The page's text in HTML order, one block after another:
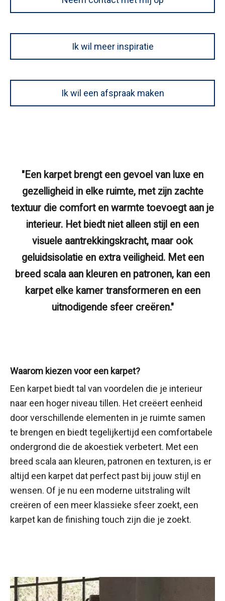
Ik wil meer inspiratie
Ik wil een afspraak maken
"Een karpet brengt een gevoel van luxe en
gezelligheid in elke ruimte, met zijn zachte
textuur die comfort en warmte toevoegt aan je
interieur. Het biedt niet alleen stijl en een
visuele aantrekkingskracht, maar ook
geluidsisolatie en extra veiligheid. Met een
breed scala aan kleuren en patronen, kan een
karpet elke kamer transformeren en een
uitnodigende sfeer creëren."
Waarom kiezen voor een karpet?
Een karpet biedt tal van voordelen die je interieur
naar een hoger niveau tillen. Het creëert eenheid
door verschillende elementen in je ruimte samen
te brengen en biedt tegelijkertijd een comfortabele
ondergrond die de akoestiek verbetert. Met een
breed scala aan kleuren, patronen en texturen, is er
altijd een karpet dat perfect past bij jouw stijl en
wensen. Of je nu een moderne uitstraling wilt
creëren of een meer klassieke sfeer zoekt, een
karpet kan de finishing touch zijn die je zoekt.